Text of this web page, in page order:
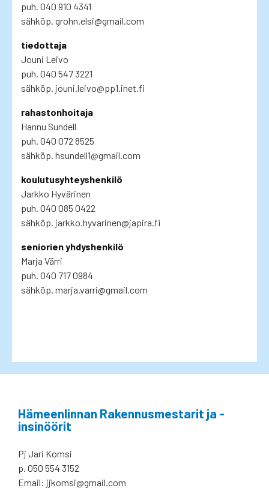
puh. 040 910 4341
sähköp. grohn.elsi@gmail.com
tiedottaja
Jouni Leivo
puh. 040 547 3221
sähköp. jouni.leivo@pp1.inet.fi
rahastonhoitaja
Hannu Sundell
puh. 040 072 8525
sähköp. hsundell1@gmail.com
koulutusyhteyshenkilö
Jarkko Hyvärinen
puh. 040 085 0422
sähköp. jarkko.hyvarinen@japira.fi
seniorien yhdyshenkilö
Marja Värri
puh. 040 717 0984
sähköp. marja.varri@gmail.com
Hämeenlinnan Rakennusmestarit ja -
insinöörit
Pj Jari Komsi
p. 050 554 3152
Email: jjkomsi@gmail.com